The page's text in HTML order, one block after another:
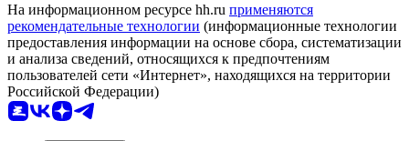
На информационном ресурсе hh.ru применяются
рекомендательные технологии (информационные технологии
предоставления информации на основе сбора, систематизации
и анализа сведений, относящихся к предпочтениям
пользователей сети «Интернет», находящихся на территории
Российской Федерации)